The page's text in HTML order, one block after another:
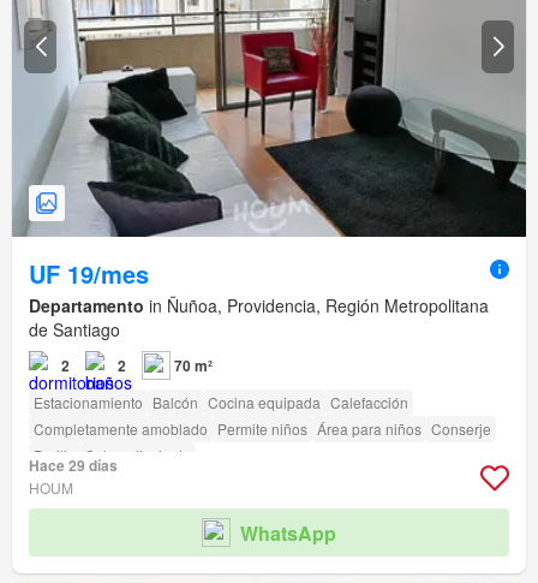
UF 19/mes
Departamento in Ñuñoa, Providencia, Región Metropolitana
de Santiago
2 2 70 m²
Estacionamiento Balcón Cocina equipada Calefacción
Completamente amoblado Permite niños Área para niños Conserje
Parilla
Sala polivalente
Hace 29 días
HOUM
WhatsApp